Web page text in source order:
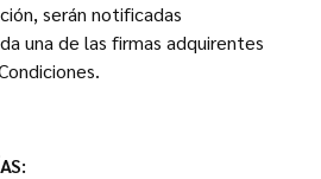
serán notificadas
una de las firmas adquirentes